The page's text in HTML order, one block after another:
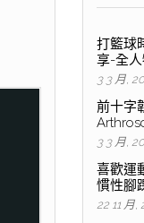
打籃球
享-全
3 3 月,
前十字
3 3 月,
喜歡運
慣性腳
22 11 月,